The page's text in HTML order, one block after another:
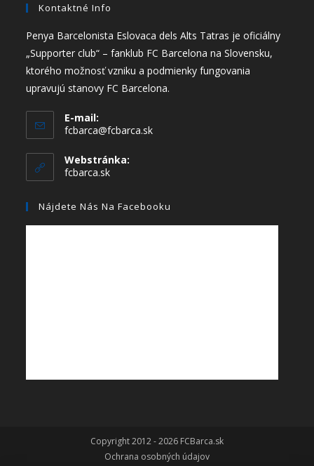
Kontaktné Info
Penya Barcelonista Eslovaca dels Alts Tatras je oficiálny
„Supporter club“ – fanklub FC Barcelona na Slovensku,
ktorého možnosť vzniku a podmienky fungovania
upravujú stanovy FC Barcelona.
E-mail:
fcbarca@fcbarca.sk
Webstránka:
fcbarca.sk
Nájdete Nás Na Facebooku
Copyright 2012 - 2026 FCBarca.sk
Ochrana osobných údajov